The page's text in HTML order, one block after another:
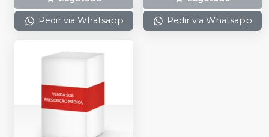
tubetes cada. Cloridrato
de Articaína com
Epinefrina (Tubete de
Pedir via Whatsapp Pedir via Whatsapp